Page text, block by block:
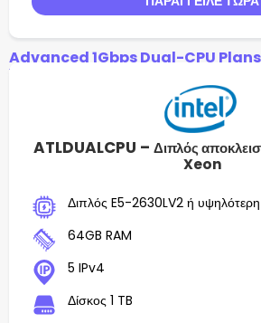
Advanced 1Gbps Dual-CPU
ATLDUALCPU – Διπλός
Xeon
Διπλός E5-2630LV2 ή
64GB RAM
5 IPv4
Δίσκος 1 TB